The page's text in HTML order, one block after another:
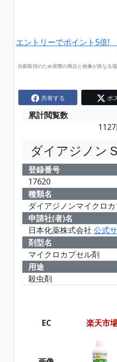
エントリーでポイント5倍!
自動取得のため実際の商品と画像が異なる
共有する ポ
累計閲覧数
ダイアジノン
登録番号
17620
種類名
ダイアジノンマイクロ
申請社(者)名
日本化薬株式会社 公式
剤型名
マイクロカプセル剤
用途
殺虫剤
EC 楽天市